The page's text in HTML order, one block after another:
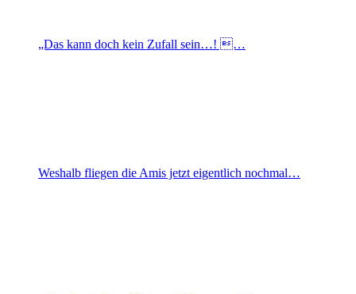
„Das kann doch kein Zufall sein…! …
Weshalb fliegen die Amis jetzt eigentlich nochmal…